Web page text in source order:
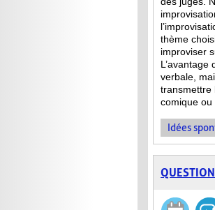
thème
improviser
L’avantage
verbale,
transmettre
comique ou
Idées